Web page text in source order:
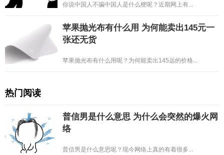
你说中国人不骗中国人是什么梗呢？近期网上有...
苹果抛光布有什么用 为何能卖出145元一
张还无货
苹果抛光布有什么用呢？为何能卖出145远的价格...
热门阅读
普信男是什么意思 为什么会突然的爆火网
络
普信男是什么意思呢？现今网络上真的有着很多...